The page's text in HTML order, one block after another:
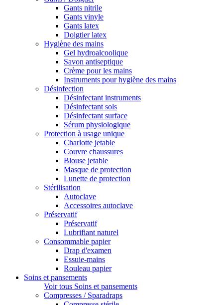
Gants nitrile
Gants vinyle
Gants latex
Doigtier latex
Hygiène des mains
Gel hydroalcoolique
Savon antiseptique
Crème pour les mains
Instruments pour hygiène des mains
Désinfection
Désinfectant instruments
Désinfectant sols
Désinfectant surface
Sérum physiologique
Protection à usage unique
Charlotte jetable
Couvre chaussures
Blouse jetable
Masque de protection
Lunette de protection
Stérilisation
Autoclave
Accessoires autoclave
Préservatif
Préservatif
Lubrifiant naturel
Consommable papier
Drap d'examen
Essuie-mains
Rouleau papier
Soins et pansements
Voir tous Soins et pansements
Compresses / Sparadraps